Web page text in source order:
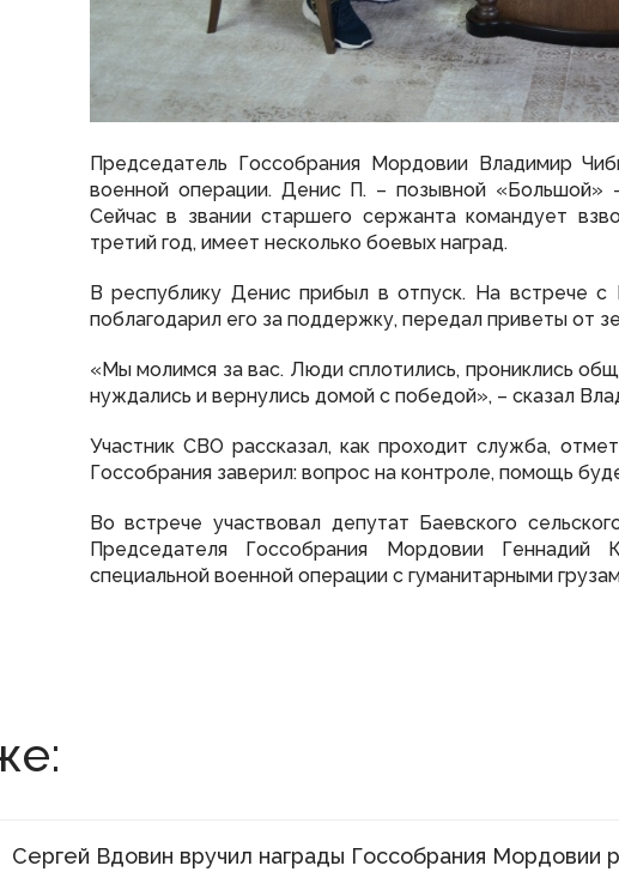
Председатель Госсобрания Мордовии Владимир
военной операции. Денис П. – позывной «Большой»
Сейчас в звании старшего сержанта командует
третий год, имеет несколько боевых наград.
В республику Денис прибыл в отпуск. На встрече
поблагодарил его за поддержку, передал приветы от
«Мы молимся за вас. Люди сплотились, прониклись
нуждались и вернулись домой с победой», – сказал
Участник СВО рассказал, как проходит служба,
Госсобрания заверил: вопрос на контроле, помощь
Во встрече участвовал депутат Баевского
Председателя Госсобрания Мордовии
специальной военной операции с гуманитарными
Сергей Вдовин вручил награды Госсобрания Мордовии